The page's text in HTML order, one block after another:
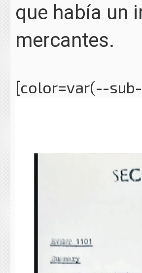
que había un
mercantes.
[color=var(--